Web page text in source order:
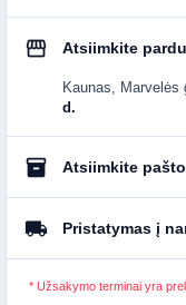
storefront Atsiimkite
Kaunas, Marvelės
d.
inventory_2Atsiimkite
local_shipping Pristatymas į
* Užsakymo terminai yra